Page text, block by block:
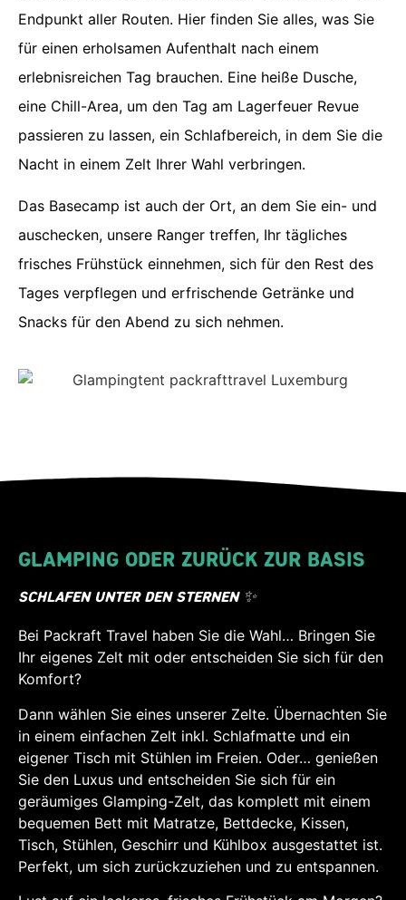
Endpunkt aller Routen. Hier finden Sie alles, was Sie
für einen erholsamen Aufenthalt nach einem
erlebnisreichen Tag brauchen. Eine heiße Dusche,
eine Chill-Area, um den Tag am Lagerfeuer Revue
passieren zu lassen, ein Schlafbereich, in dem Sie die
Nacht in einem Zelt Ihrer Wahl verbringen.
Das Basecamp ist auch der Ort, an dem Sie ein- und
auschecken, unsere Ranger treffen, Ihr tägliches
frisches Frühstück einnehmen, sich für den Rest des
Tages verpflegen und erfrischende Getränke und
Snacks für den Abend zu sich nehmen.
GLAMPING ODER ZURÜCK ZUR BASIS
SCHLAFEN UNTER DEN STERNEN ✨
Bei Packraft Travel haben Sie die Wahl… Bringen Sie
Ihr eigenes Zelt mit oder entscheiden Sie sich für den
Komfort?
Dann wählen Sie eines unserer Zelte. Übernachten Sie
in einem einfachen Zelt inkl. Schlafmatte und ein
eigener Tisch mit Stühlen im Freien. Oder… genießen
Sie den Luxus und entscheiden Sie sich für ein
geräumiges Glamping-Zelt, das komplett mit einem
bequemen Bett mit Matratze, Bettdecke, Kissen,
Tisch, Stühlen, Geschirr und Kühlbox ausgestattet ist.
Perfekt, um sich zurückzuziehen und zu entspannen.